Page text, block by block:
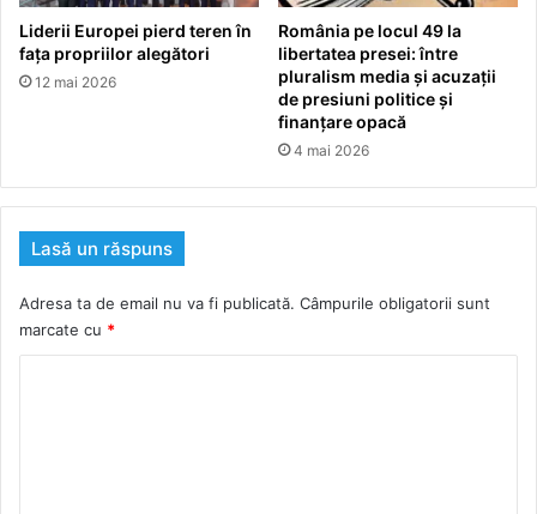
Liderii Europei pierd teren în
fața propriilor alegători
12 mai 2026
România pe locul 49 la
libertatea presei: între
pluralism media și acuzații
de presiuni politice și
finanțare opacă
4 mai 2026
Lasă un răspuns
Adresa ta de email nu va fi publicată. Câmpurile obligatorii sunt
marcate cu *